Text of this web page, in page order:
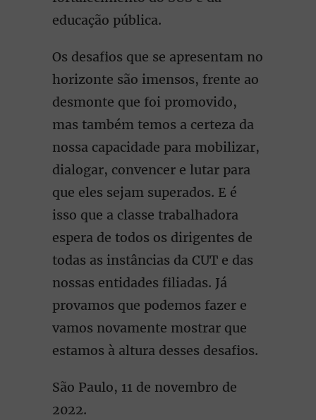
educação pública.
Os desafios que se apresentam no
horizonte são imensos, frente ao
desmonte que foi promovido,
mas também temos a certeza da
nossa capacidade para mobilizar,
dialogar, convencer e lutar para
que eles sejam superados. E é
isso que a classe trabalhadora
espera de todos os dirigentes de
todas as instâncias da CUT e das
nossas entidades filiadas. Já
provamos que podemos fazer e
vamos novamente mostrar que
estamos à altura desses desafios.
São Paulo, 11 de novembro de
2022.